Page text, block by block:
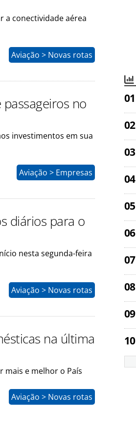
a conectividade aérea
Aviação > Novas rotas
no
investimentos em sua
Aviação > Empresas
diários para o
nesta segunda-feira
Aviação > Novas rotas
na última
mais e melhor o País
Aviação > Novas rotas